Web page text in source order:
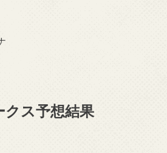
クス予想結果